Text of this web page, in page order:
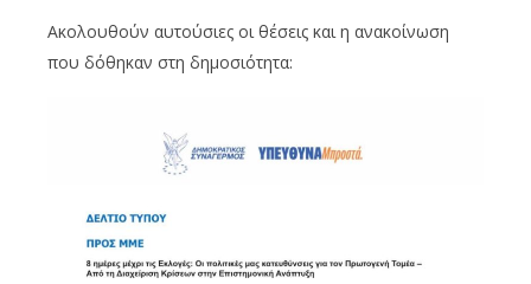
Ακολουθούν αυτούσιες οι θέσεις και η ανακοίνωση
που δόθηκαν στη δημοσιότητα: